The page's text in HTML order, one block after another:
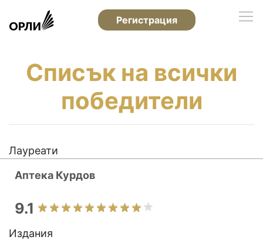
Регистрация
Списък на всички
победители
Лауреати
Аптека Курдов
9.1
Издания